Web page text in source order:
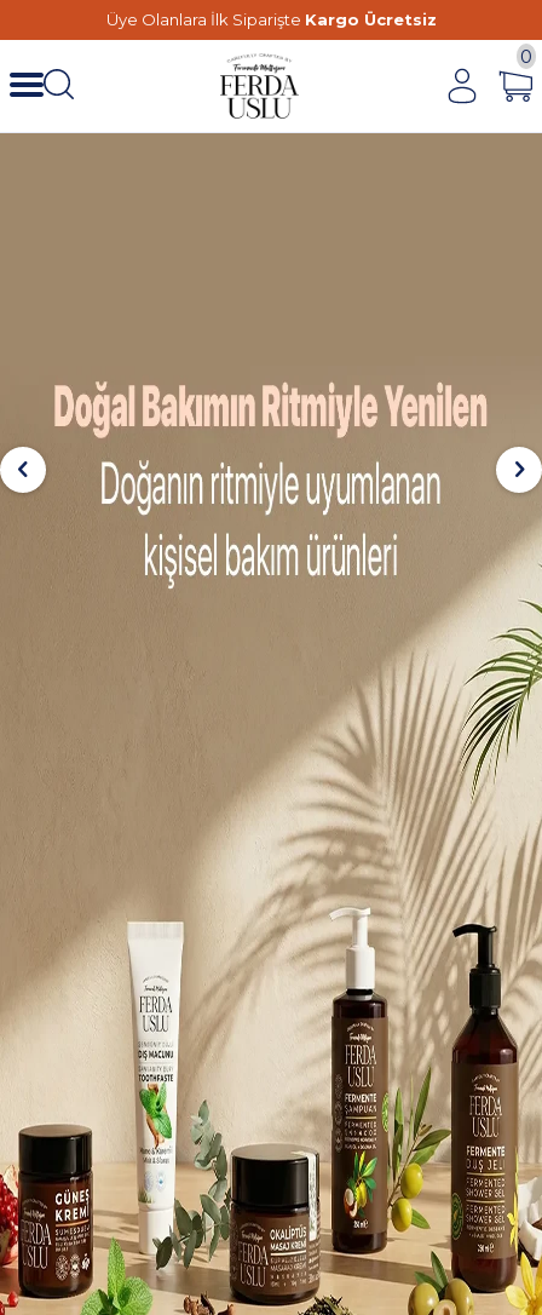
Üye Olanlara İlk Siparişte Kargo Ücretsiz
0